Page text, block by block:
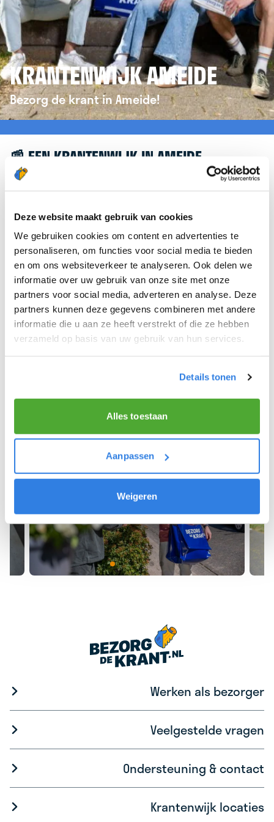
Deze website maakt gebruik van cookies
We gebruiken cookies om content en advertenties te
personaliseren, om functies voor social media te bieden
en om ons websiteverkeer te analyseren. Ook delen we
informatie over uw gebruik van onze site met onze
partners voor social media, adverteren en analyse. Deze
partners kunnen deze gegevens combineren met andere
informatie die u aan ze heeft verstrekt of die ze hebben
verzameld op basis van uw gebruik van hun services.
Details tonen
Alles toestaan
Aanpassen
Weigeren
KRANTENWIJK AMEIDE
Bezorg de krant in Ameide!
📰 EEN KRANTENWIJK IN AMEIDE
Leuk dat je geïnteresseerd bent in een
verwijzen we je graag door naar de website van
krantenbezorgen.nl . Daar kun je je eenvoudig
aanmelden om de krant te bezorgen in Ameide.
We hopen dat je snel aan de slag kunt en wensen
je veel succes! 🚴‍♂️💨
Meld je aan als krantenbezorger!
Werken als bezorger
Veelgestelde vragen
Ondersteuning & contact
Krantenwijk locaties